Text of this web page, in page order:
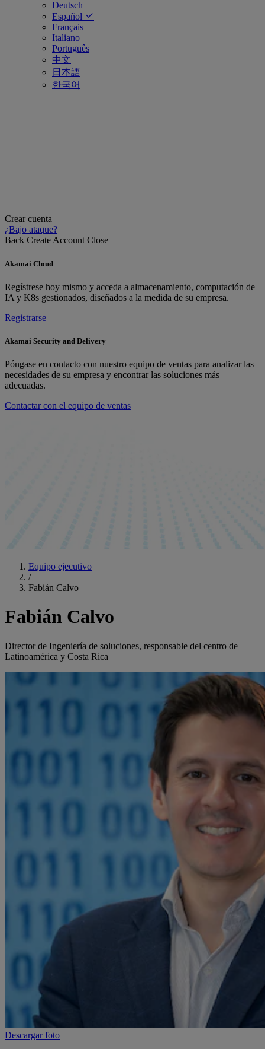
Deutsch
Español
Français
Italiano
Português
中文
日本語
한국어
Crear cuenta
¿Bajo ataque?
Back Create Account Close
Akamai Cloud
Regístrese hoy mismo y acceda a almacenamiento, computación de
IA y K8s gestionados, diseñados a la medida de su empresa.
Registrarse
Akamai Security and Delivery
Póngase en contacto con nuestro equipo de ventas para analizar las
necesidades de su empresa y encontrar las soluciones más
adecuadas.
Contactar con el equipo de ventas
Equipo ejecutivo
/
Fabián Calvo
Fabián Calvo
Director de Ingeniería de soluciones, responsable del centro de
Latinoamérica y Costa Rica
Descargar foto